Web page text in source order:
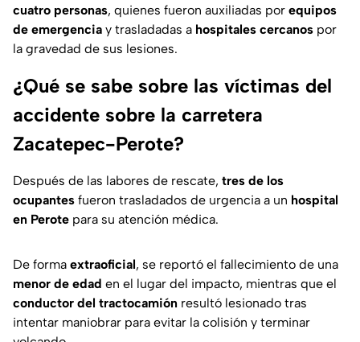
cuatro personas, quienes fueron auxiliadas por equipos
de emergencia y trasladadas a hospitales cercanos por
la gravedad de sus lesiones.
¿Qué se sabe sobre las víctimas del
accidente sobre la carretera
Zacatepec-Perote?
Después de las labores de rescate, tres de los
ocupantes fueron trasladados de urgencia a un hospital
en Perote para su atención médica.
De forma extraoficial, se reportó el fallecimiento de una
menor de edad en el lugar del impacto, mientras que el
conductor del tractocamión resultó lesionado tras
intentar maniobrar para evitar la colisión y terminar